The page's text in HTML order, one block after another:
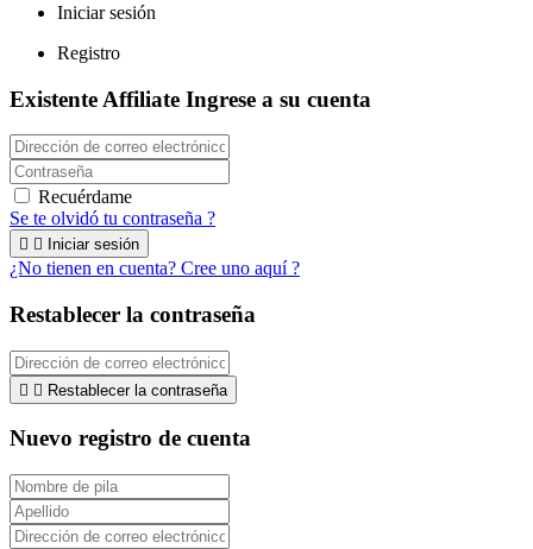
Iniciar sesión
Registro
Existente Affiliate Ingrese a su cuenta
Recuérdame
Se te olvidó tu contraseña ?
  Iniciar sesión
¿No tienen en cuenta? Cree uno aquí ?
Restablecer la contraseña
  Restablecer la contraseña
Nuevo registro de cuenta